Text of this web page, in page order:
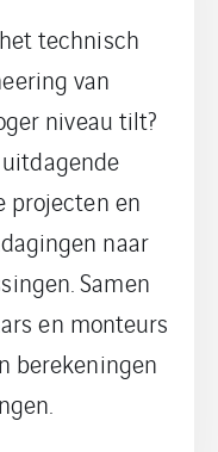
technisch
van
niveau tilt?
en
naar
Samen
en monteurs
berekeningen